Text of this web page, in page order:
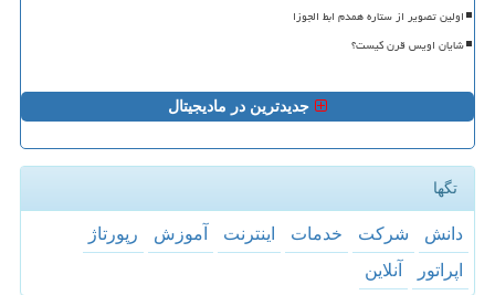
اولین تصویر از ستاره همدم ابط الجوزا
شایان اویس قرن کیست؟
جدیدترین در مادیجیتال
تگها
دانش شركت خدمات اینترنت آموزش
رپورتاژ
اپراتور
آنلاین